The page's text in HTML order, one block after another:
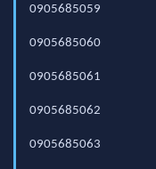
0905685059
0905685060
0905685061
0905685062
0905685063